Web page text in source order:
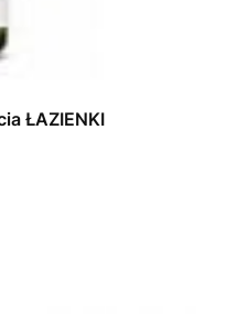
ŁAZIENKI